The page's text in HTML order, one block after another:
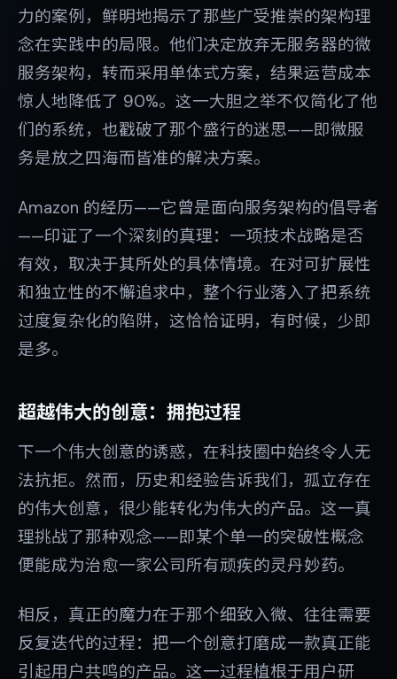
力的案例，鲜明地揭示了那些广受推崇的架构理
念在实践中的局限。他们决定放弃无服务器的微
服务架构，转而采用单体式方案，结果运营成本
惊人地降低了 90%。这一大胆之举不仅简化了他
们的系统，也戳破了那个盛行的迷思——即微服
务是放之四海而皆准的解决方案。
Amazon 的经历——它曾是面向服务架构的倡导者
——印证了一个深刻的真理：一项技术战略是否
有效，取决于其所处的具体情境。在对可扩展性
和独立性的不懈追求中，整个行业落入了把系统
过度复杂化的陷阱，这恰恰证明，有时候，少即
是多。
超越伟大的创意：拥抱过程
下一个伟大创意的诱惑，在科技圈中始终令人无
法抗拒。然而，历史和经验告诉我们，孤立存在
的伟大创意，很少能转化为伟大的产品。这一真
理挑战了那种观念——即某个单一的突破性概念
便能成为治愈一家公司所有顽疾的灵丹妙药。
相反，真正的魔力在于那个细致入微、往往需要
反复迭代的过程：把一个创意打磨成一款真正能
引起用户共鸣的产品。这一过程植根于用户研